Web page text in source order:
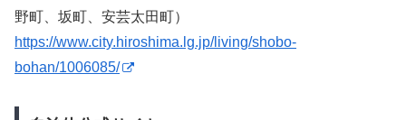
野町、坂町、安芸太田町）
https://www.city.hiroshima.lg.jp/living/shobo-
bohan/1006085/